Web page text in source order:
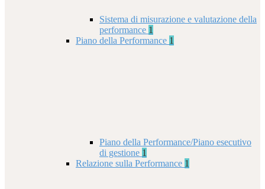
Sistema di misurazione e valutazione della
performance 1
Piano della Performance 1
Piano della Performance/Piano esecutivo
di gestione 1
Relazione sulla Performance 1